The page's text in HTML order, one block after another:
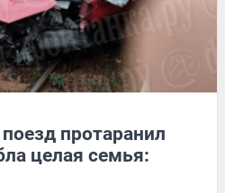
протаранил
целая семья: